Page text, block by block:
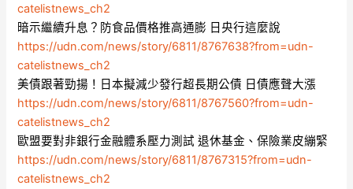
catelistnews_ch2
暗示繼續升息？防食品價格推高通膨 日央行這麼說
https://udn.com/news/story/6811/8767638?from=udn-
catelistnews_ch2
美債跟著勁揚！日本擬減少發行超長期公債 日債應聲大漲
https://udn.com/news/story/6811/8767560?from=udn-
catelistnews_ch2
歐盟要對非銀行金融體系壓力測試 退休基金、保險業皮繃緊
https://udn.com/news/story/6811/8767315?from=udn-
catelistnews_ch2